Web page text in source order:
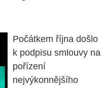
Počátkem října došlo
k podpisu smlouvy na
pořízení
nejvýkonnějšího